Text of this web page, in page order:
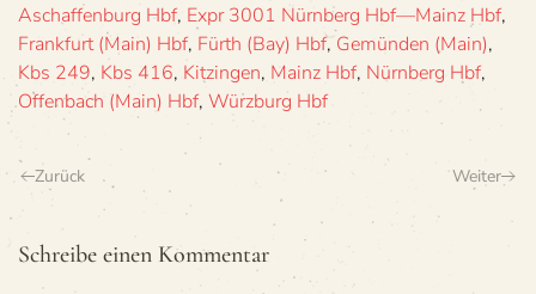
Aschaffenburg Hbf, Expr 3001 Nürnberg Hbf—Mainz Hbf,
Frankfurt (Main) Hbf, Fürth (Bay) Hbf, Gemünden (Main),
Kbs 249, Kbs 416, Kitzingen, Mainz Hbf, Nürnberg Hbf,
Offenbach (Main) Hbf, Würzburg Hbf
Zurück Weiter
Schreibe einen Kommentar